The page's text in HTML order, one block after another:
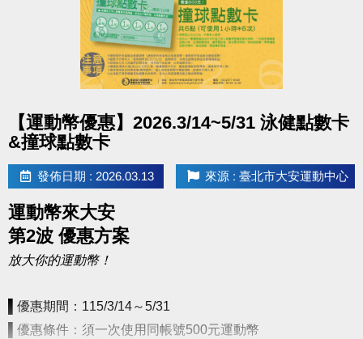
超時未出場，將依場館規定進行補票，補票無法使用點數卡點數折抵。
•［泳健點數卡］ INBODY檢測至體適能櫃台出示卡片，並告知使用檢測，由工作
人員畫押後即可進行檢測，畫押後須立即進行檢測，無法保留、取消或退費。
• ［撞球點數卡］至中心一樓場務櫃台出示卡片由工作人員畫押並登記當天時段，
一次至多連續登記兩小時，且須整點時段，畫押登記後，無法更改時段、取消或
退費。限現場登記當日場次，無法網路、電話預約保留。
※Usport抵用金(U幣)折抵後無法退還退費！
※點數卡不限本人，使用期限至115/12/31，逾期無效，亦無法退費延期或兌換等
值商品。
※敬請由工作人員畫押日期兌換，切勿自行做記號，以免點數失效！
※體適能須滿16歲(含)以上方可入場，進場請遵守泳池、體適能場館管理規範，違
※使用撞球室含球具租借(需押證件)，進入撞球室請遵守場館規範，違者恕不得入
場。
【運動幣優惠】2026.3/14~5/31 泳健點數卡
&撞球點數卡
發佈日期 : 2026.03.13 來源 : 臺北市大安運動中心
運動幣來大安
第2波 優惠方案
放大你的運動幣！
▌優惠期間：115/3/14～5/31
▌優惠條件：須一次使用同帳號500元運動幣